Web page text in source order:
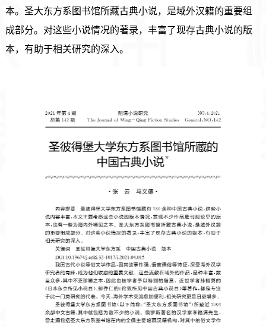
本。圣大东方系图书馆所藏古典小说，是域外汉籍的重要组
成部分。对这些小说情况的著录，丰富了现存古典小说的版
本，有助于相关研究的深入。